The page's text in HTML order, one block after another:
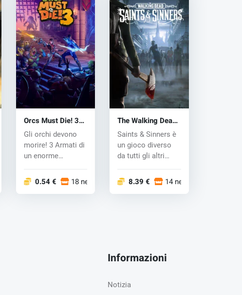
Orcs Must Die! 3
(PC) key
Gli orchi devono
morire! 3 Armati di
un enorme
trappole e armi....
0.54 € 18 negozi
The Walking Dead:
Saints & Sinners
(PC) key
Saints & Sinners è
un gioco diverso
da tutti gli altri
8.39 € 14 negozi
Informazioni
Notizia